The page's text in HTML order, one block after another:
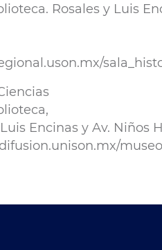
Rosales y Luis
Encinas y Av. Niños